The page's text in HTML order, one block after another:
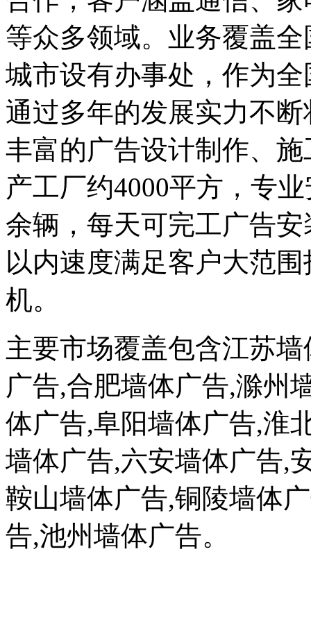
等众多领域。业务覆盖
城市设有办事处，作为
通过多年的发展实力不
丰富的广告设计制作、
产工厂约4000平方，专
余辆，每天可完工广告
以内速度满足客户大范
机。
主要市场覆盖包含江苏
广告,合肥墙体广告,滁州
体广告,阜阳墙体广告,淮
墙体广告,六安墙体广告,
鞍山墙体广告,铜陵墙体
告,池州墙体广告。